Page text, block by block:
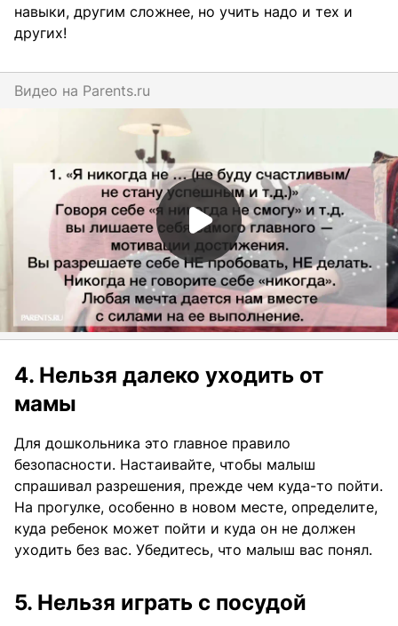
навыки, другим сложнее, но учить надо и тех и
других!
Видео на parents.ru
4. Нельзя далеко уходить от
мамы
Для дошкольника это главное правило
безопасности. Настаивайте, чтобы малыш
спрашивал разрешения, прежде чем куда-то пойти.
На прогулке, особенно в новом месте, определите,
куда ребенок может пойти и куда он не должен
уходить без вас. Убедитесь, что малыш вас понял.
5. Нельзя играть с посудой